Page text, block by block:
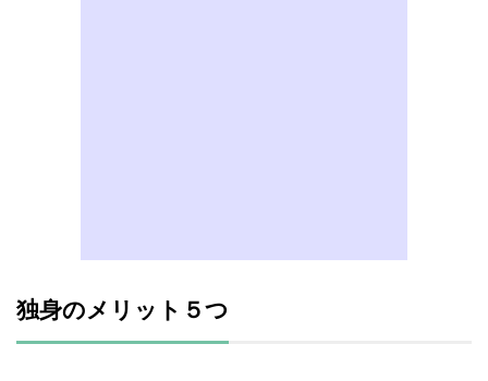
独身のメリット５つ